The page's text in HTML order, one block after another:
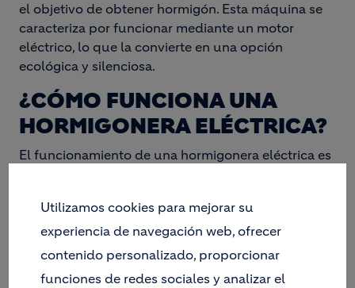
el objetivo de obtener hormigón. Esta máquina se
caracteriza por funcionar mediante un motor
eléctrico, lo que la convierte en una opción
ecológica y silenciosa.
¿CÓMO FUNCIONA UNA
HORMIGONERA ELÉCTRICA?
El funcionamiento de una hormigonera eléctrica es
mezclado:
Componentes de una hormigonera
eléctrica
Utilizamos cookies para mejorar su
experiencia de navegación web, ofrecer
contenido personalizado, proporcionar
funciones de redes sociales y analizar el